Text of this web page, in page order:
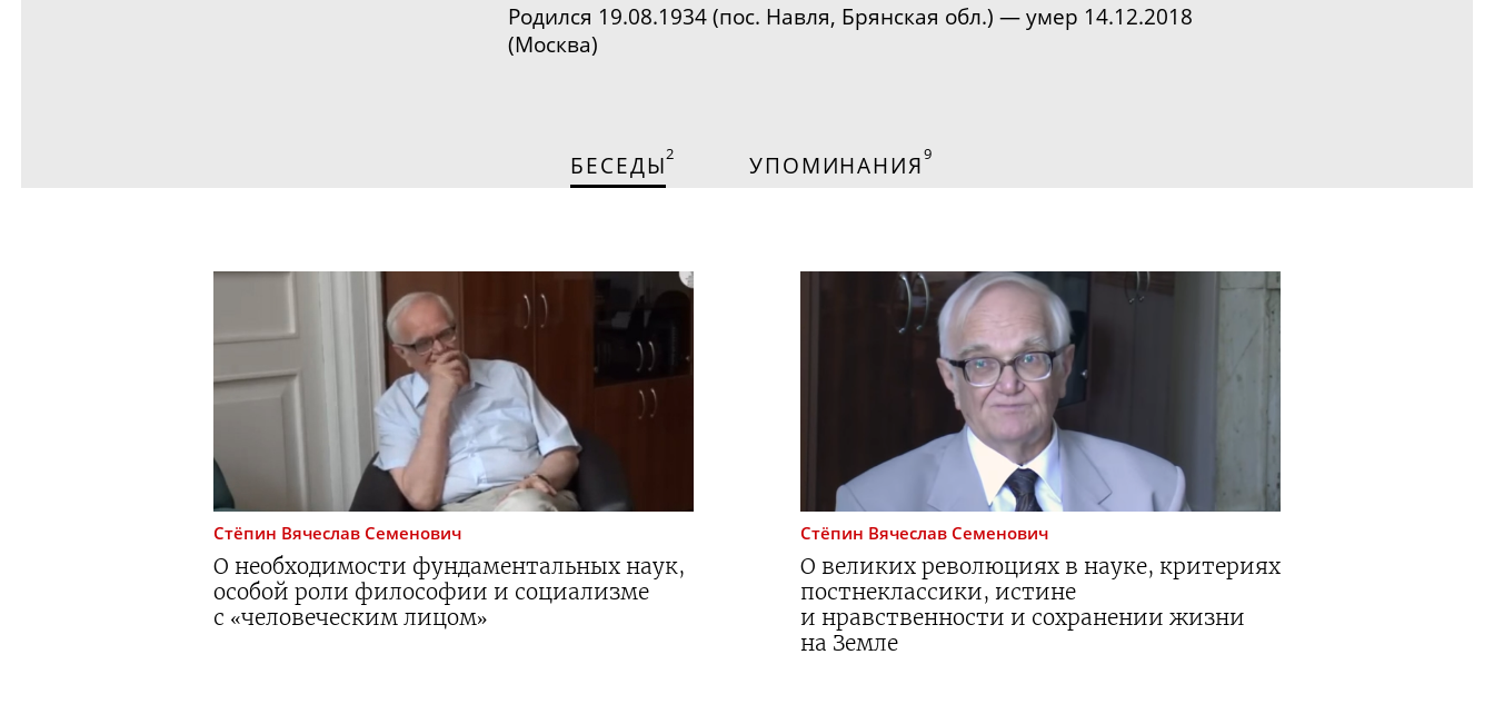
Родился 19.08.1934 (пос. Навля, Брянская обл.) — умер 14.12.2018
(Москва)
БЕСЕДЫ2 УПОМИНАНИЯ9
Стёпин Вячеслав Семенович
О необходимости фундаментальных наук,
особой роли философии и социализме
с «человеческим лицом»
Стёпин Вячеслав Семенович
О великих революциях в науке, критериях
постнеклассики, истине
и нравственности и сохранении жизни
на Земле